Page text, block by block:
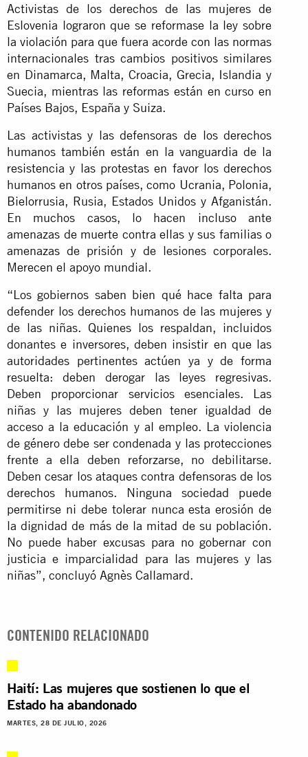
Activistas de los derechos de las mujeres de
Eslovenia lograron que se reformase la ley sobre
la violación para que fuera acorde con las normas
internacionales tras cambios positivos similares
en Dinamarca, Malta, Croacia, Grecia, Islandia y
Suecia, mientras las reformas están en curso en
Países Bajos, España y Suiza.
Las activistas y las defensoras de los derechos
humanos también están en la vanguardia de la
resistencia y las protestas en favor los derechos
humanos en otros países, como Ucrania, Polonia,
Bielorrusia, Rusia, Estados Unidos y Afganistán.
En muchos casos, lo hacen incluso ante
amenazas de muerte contra ellas y sus familias o
amenazas de prisión y de lesiones corporales.
Merecen el apoyo mundial.
“Los gobiernos saben bien qué hace falta para
defender los derechos humanos de las mujeres y
de las niñas. Quienes los respaldan, incluidos
donantes e inversores, deben insistir en que las
autoridades pertinentes actúen ya y de forma
resuelta: deben derogar las leyes regresivas.
Deben proporcionar servicios esenciales. Las
niñas y las mujeres deben tener igualdad de
acceso a la educación y al empleo. La violencia
de género debe ser condenada y las protecciones
frente a ella deben reforzarse, no debilitarse.
Deben cesar los ataques contra defensoras de los
derechos humanos. Ninguna sociedad puede
permitirse ni debe tolerar nunca esta erosión de
la dignidad de más de la mitad de su población.
No puede haber excusas para no gobernar con
justicia e imparcialidad para las mujeres y las
niñas”, concluyó Agnès Callamard.
CONTENIDO RELACIONADO
Haití: Las mujeres que sostienen lo que el
Estado ha abandonado
MARTES, 28 DE JULIO, 2026